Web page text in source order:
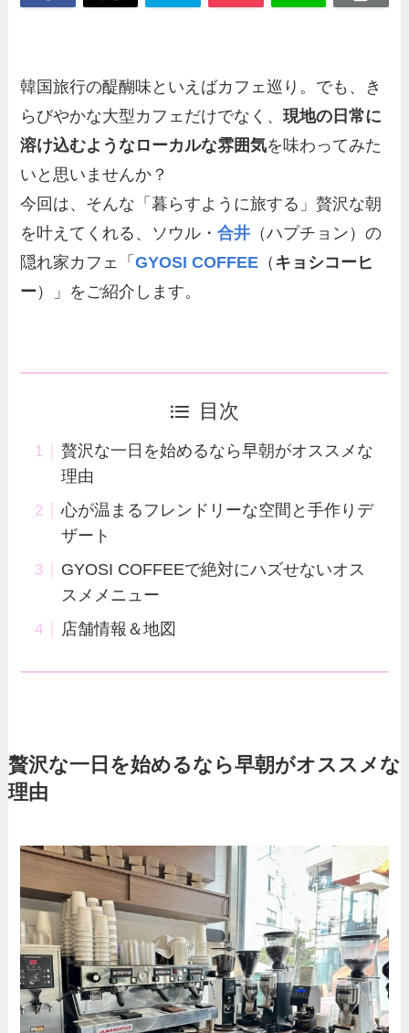
韓国旅行の醍醐味といえばカフェ巡り。でも、き
らびやかな大型カフェだけでなく、現地の日常に
溶け込むようなローカルな雰囲気を味わってみた
いと思いませんか？
今回は、そんな「暮らすように旅する」贅沢な朝
を叶えてくれる、ソウル・合井 （ハプチョン）の
隠れ家カフェ「GYOSI COFFEE （ キョシコーヒ
ー ）」をご紹介します。
目次
贅沢な一日を始めるなら早朝がオススメな
理由
心が温まるフレンドリーな空間と手作りデ
ザート
GYOSI COFFEEで絶対にハズせないオス
スメメニュー
店舗情報＆地図
贅沢な一日を始めるなら早朝がオススメな
理由